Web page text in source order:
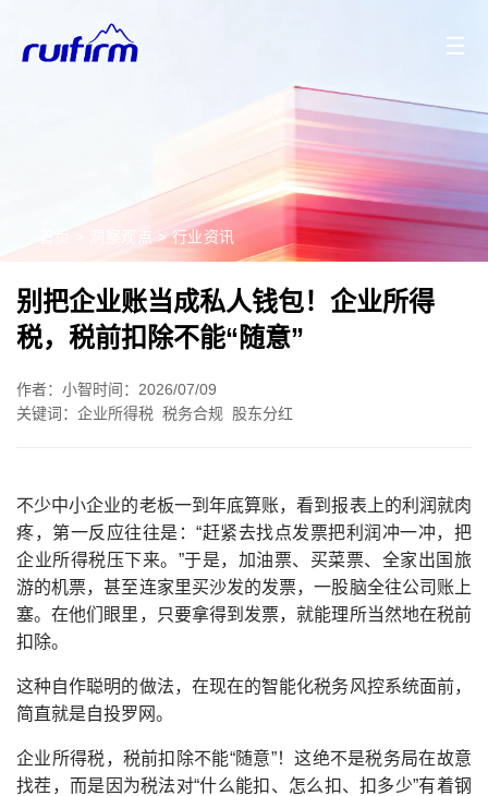
☰
首页 洞察观点 > 行业资讯
别把企业账当成私人钱包！企业所得
税，税前扣除不能“随意”
作者：小智时间：2026/07/09
关键词： 企业所得税 税务合规 股东分红
不少中小企业的老板一到年底算账，看到报表上的利润就肉
疼，第一反应往往是：“赶紧去找点发票把利润冲一冲，把
企业所得税压下来。”于是，加油票、买菜票、全家出国旅
游的机票，甚至连家里买沙发的发票，一股脑全往公司账上
塞。在他们眼里，只要拿得到发票，就能理所当然地在税前
扣除。
这种自作聪明的做法，在现在的智能化税务风控系统面前，
简直就是自投罗网。
企业所得税，税前扣除不能“随意”！这绝不是税务局在故意
找茬，而是因为税法对“什么能扣、怎么扣、扣多少”有着钢
2026/08/07
2026/08/06
2026/08/05
2026/08/04